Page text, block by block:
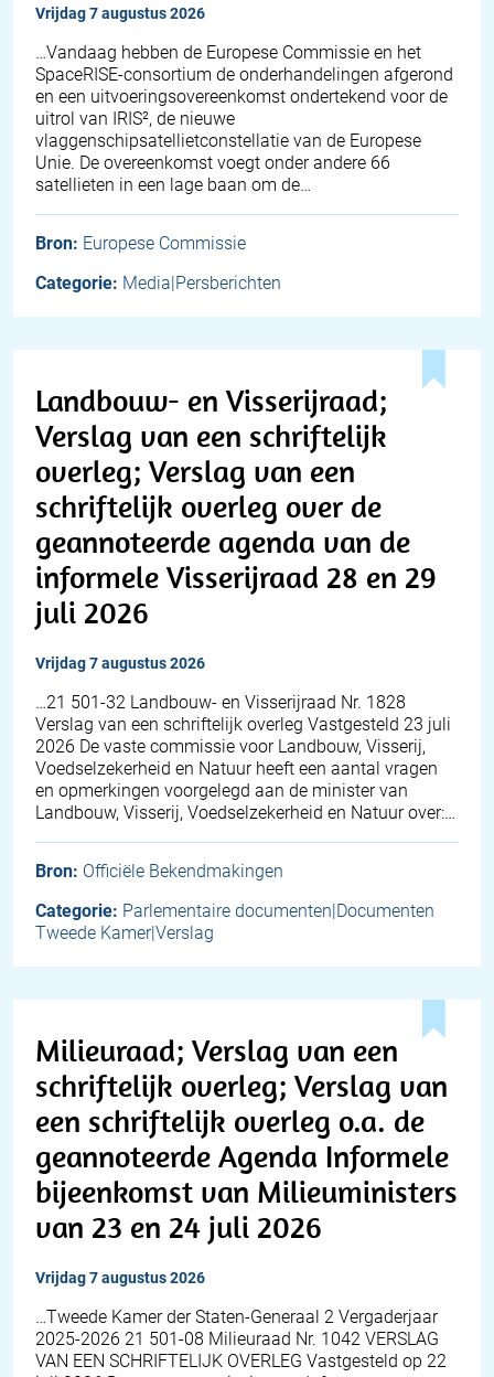
vrijdag 7 augustus 2026
…Vandaag hebben de Europese Commissie en het
SpaceRISE-consortium de onderhandelingen afgerond
en een uitvoeringsovereenkomst ondertekend voor de
uitrol van IRIS², de nieuwe
vlaggenschipsatellietconstellatie van de Europese
Unie. De overeenkomst voegt onder andere 66
satellieten in een lage baan om de…
Bron: Europese Commissie
Categorie: Media|Persberichten
Landbouw- en Visserijraad;
Verslag van een schriftelijk
overleg; Verslag van een
schriftelijk overleg over de
geannoteerde agenda van de
informele Visserijraad 28 en 29
juli 2026
vrijdag 7 augustus 2026
…21 501-32 Landbouw- en Visserijraad Nr. 1828
Verslag van een schriftelijk overleg Vastgesteld 23 juli
2026 De vaste commissie voor Landbouw, Visserij,
Voedselzekerheid en Natuur heeft een aantal vragen
en opmerkingen voorgelegd aan de minister van
Landbouw, Visserij, Voedselzekerheid en Natuur over:…
Bron: Officiële Bekendmakingen
Categorie: Parlementaire documenten|Documenten
Tweede Kamer|Verslag
Milieuraad; Verslag van een
schriftelijk overleg; Verslag van
een schriftelijk overleg o.a. de
geannoteerde Agenda Informele
bijeenkomst van Milieuministers
van 23 en 24 juli 2026
vrijdag 7 augustus 2026
…Tweede Kamer der Staten-Generaal 2 Vergaderjaar
2025-2026 21 501-08 Milieuraad Nr. 1042 VERSLAG
VAN EEN SCHRIFTELIJK OVERLEG Vastgesteld op 22